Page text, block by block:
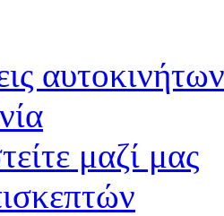
αυτοκινήτων
μαζί μας